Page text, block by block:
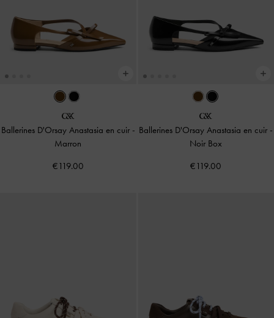
Ballerines D'Orsay Anastasia en cuir -
Marron
€119.00
Ballerines D'Orsay Anastasia en cuir -
Noir Box
€119.00